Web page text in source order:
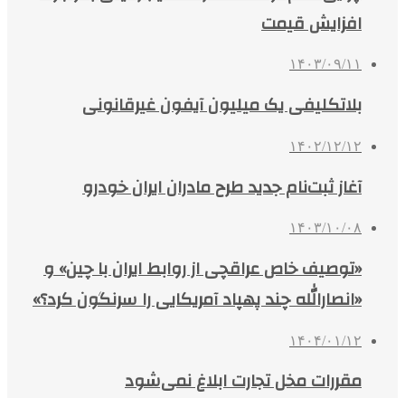
افزایش قیمت
۱۴۰۳/۰۹/۱۱
بلاتکلیفی یک میلیون آیفون غیرقانونی
۱۴۰۲/۱۲/۱۲
آغاز ثبت‌نام جدید طرح مادران ایران خودرو
۱۴۰۳/۱۰/۰۸
«توصیف خاص عراقچی از روابط ایران با چین» و
«انصارالله چند پهپاد آمریکایی را سرنگون کرد؟»
۱۴۰۴/۰۱/۱۲
مقررات مخل تجارت ابلاغ نمی‌شود